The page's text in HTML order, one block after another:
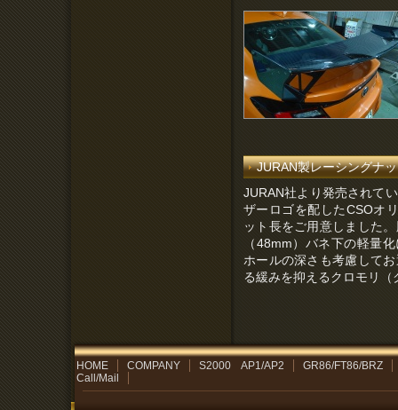
JURAN製レーシングナ
JURAN社より発売されて
ザーロゴを配したCSOオ
ット長をご用意しました
（48mm）バネ下の軽量
ホールの深さも考慮して
る緩みを抑えるクロモリ
HOME COMPANY S2000 AP1/AP2
GR86/FT86/BRZ
Call/Mail